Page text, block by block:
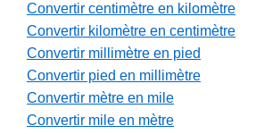
Convertir centimètre en kilomètre
Convertir kilomètre en centimètre
Convertir millimètre en pied
Convertir pied en millimètre
Convertir mètre en mile
Convertir mile en mètre